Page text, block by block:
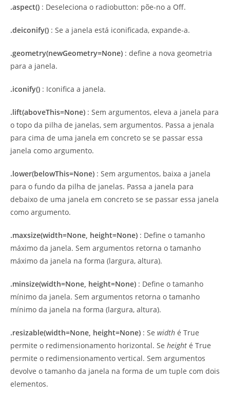
.aspect() : Deseleciona o radiobutton: põe-no a Off.
.deiconify() : Se a janela está iconificada, expande-a.
.geometry(newGeometry=None) : define a nova geometria
para a janela.
.iconify() : Iconifica a janela.
.lift(aboveThis=None) : Sem argumentos, eleva a janela para
o topo da pilha de janelas, sem argumentos. Passa a jenala
para cima de uma janela em concreto se se passar essa
janela como argumento.
.lower(belowThis=None) : Sem argumentos, baixa a janela
para o fundo da pilha de janelas. Passa a janela para
debaixo de uma janela em concreto se se passar essa janela
como argumento.
.maxsize(width=None, height=None) : Define o tamanho
máximo da janela. Sem argumentos retorna o tamanho
máximo da janela na forma (largura, altura).
.minsize(width=None, height=None) : Define o tamanho
mínimo da janela. Sem argumentos retorna o tamanho
mínimo da janela na forma (largura, altura).
.resizable(width=None, height=None) : Se width é True
permite o redimensionamento horizontal. Se height é True
permite o redimensionamento vertical. Sem argumentos
devolve o tamanho da janela na forma de um tuple com dois
elementos.